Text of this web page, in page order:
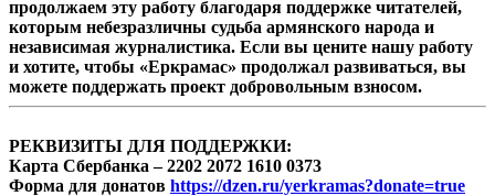
продолжаем эту работу благодаря поддержке читателей,
которым небезразличны судьба армянского народа и
независимая журналистика. Если вы цените нашу работу
и хотите, чтобы «Еркрамас» продолжал развиваться, вы
можете поддержать проект добровольным взносом.
РЕКВИЗИТЫ ДЛЯ ПОДДЕРЖКИ:
Карта Сбербанка – 2202 2072 1610 0373
Форма для донатов https://dzen.ru/yerkramas?donate=true